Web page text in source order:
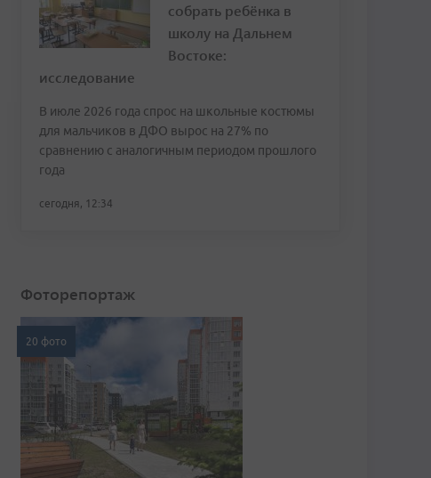
собрать ребёнка в
школу на Дальнем
Востоке:
исследование
В июле 2026 года спрос на школьные костюмы
для мальчиков в ДФО вырос на 27% по
сравнению с аналогичным периодом прошлого
года
сегодня, 12:34
Фоторепортаж
20 фото